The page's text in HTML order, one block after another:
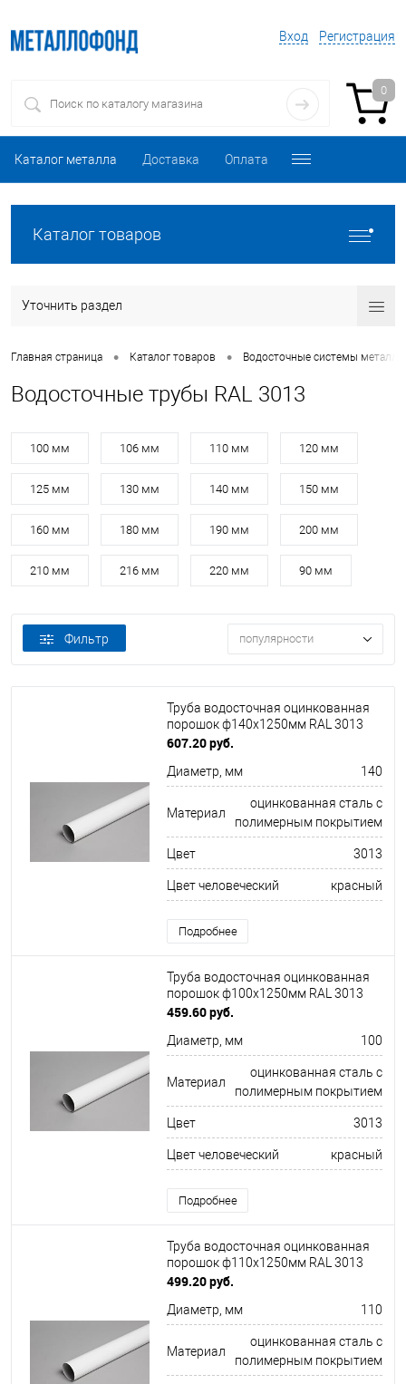
Вход Регистрация
0
Каталог металла Доставка Оплата
Каталог товаров
Уточнить раздел
Главная страница • Каталог товаров • Водосточные системы
Водосточные трубы RAL 3013
100 мм 106 мм 110 мм 120 мм
125 мм 130 мм 140 мм 150 мм
160 мм 180 мм 190 мм 200 мм
210 мм 216 мм 220 мм 90 мм
Фильтр популярности
Труба водосточная оцинкованная
порошок ф140х1250мм RAL 3013
607.20 руб.
Диаметр, мм 140
Материал
оцинкованная сталь с
полимерным покрытием
Цвет 3013
Цвет человеческий красный
Подробнее
Труба водосточная оцинкованная
порошок ф100х1250мм RAL 3013
459.60 руб.
Диаметр, мм 100
Материал
оцинкованная сталь с
полимерным покрытием
Цвет 3013
Цвет человеческий красный
Подробнее
Труба водосточная оцинкованная
порошок ф110х1250мм RAL 3013
499.20 руб.
Диаметр, мм 110
Материал
оцинкованная сталь с
полимерным покрытием